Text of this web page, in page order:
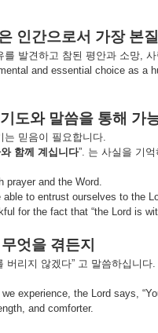
인간으로서 가장 본
를 발견하고 참된 평안과 소망, 사
and essential choice as a
기도와 말씀을 통해 가
는 믿음이 필요합니다.
함께 계십니다”. 는 사실을 기억
prayer and the Word.
to entrust ourselves to the
for the fact that “the Lord is
무엇을 겪든지
버리지 않겠다” 고 말씀하십니다.
experience, the Lord says,
and comforter.